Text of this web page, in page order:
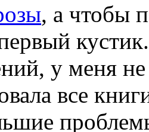
, а чтобы
у меня
все